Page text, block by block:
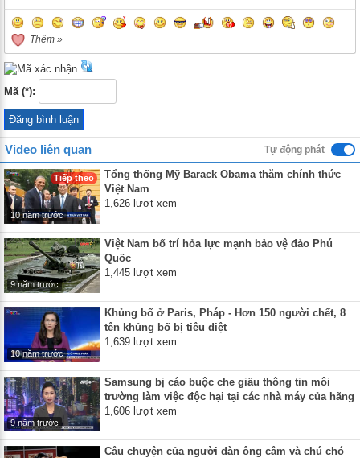
Thêm »
Mã (*):
Video liên quan Tự động phát
Tiếp theo
10 năm trước
Tổng thống Mỹ Barack Obama thăm chính thức
Việt Nam
1,626 lượt xem
9 năm trước
Việt Nam bố trí hỏa lực mạnh bảo vệ đảo Phú
Quốc
1,445 lượt xem
10 năm trước
Khủng bố ở Paris, Pháp - Hơn 150 người chết, 8
tên khủng bố bị tiêu diệt
1,639 lượt xem
9 năm trước
Samsung bị cáo buộc che giấu thông tin môi
trường làm việc độc hại tại các nhà máy của hãng
1,606 lượt xem
Câu chuyện của người đàn ông câm và chú chó